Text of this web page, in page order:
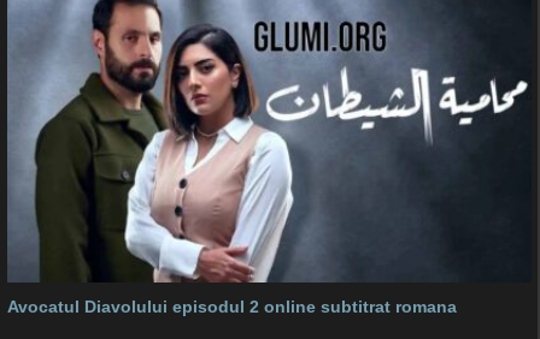
Avocatul Diavolului episodul 2 online subtitrat romana